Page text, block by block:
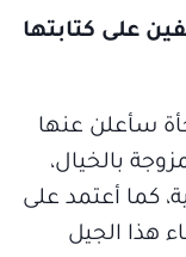
على كتابتها
سأعلن عنها
بالخيال،
كما أعتمد على
هذا الجيل